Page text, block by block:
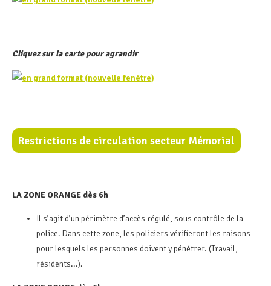
Cliquez sur la carte pour agrandir
Restrictions de circulation secteur Mémorial
LA ZONE ORANGE dès 6h
Il s’agit d’un périmètre d’accès régulé, sous contrôle de la
police. Dans cette zone, les policiers vérifieront les raisons
pour lesquels les personnes doivent y pénétrer. (Travail,
résidents...).